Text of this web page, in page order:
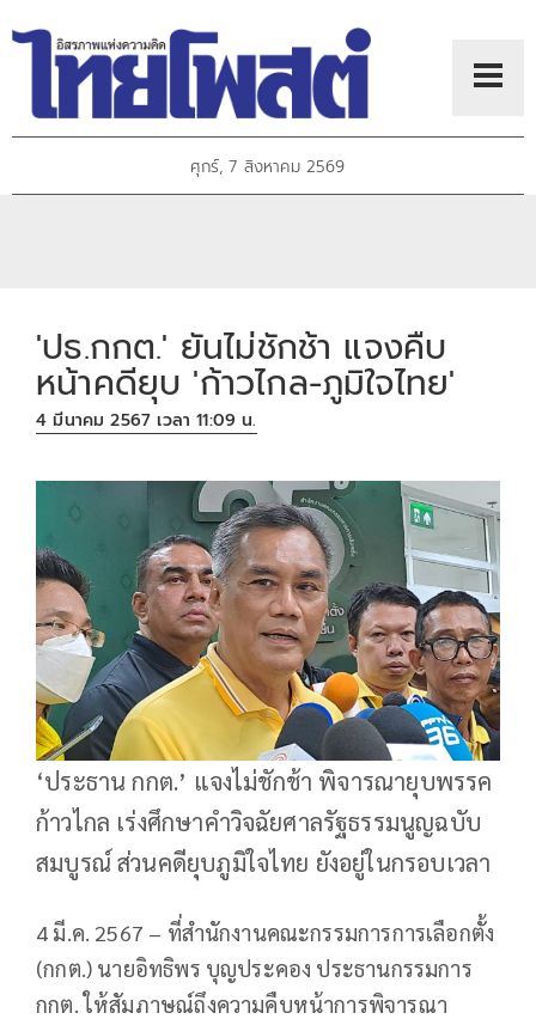
ศุกร์, 7 สิงหาคม 2569
'ปธ.กกต.' ยันไม่ชักช้า แจงคืบ
หน้าคดียุบ 'ก้าวไกล-ภูมิใจไทย'
4 มีนาคม 2567 เวลา 11:09 น.
‘ประธาน กกต.’ แจงไม่ชักช้า พิจารณายุบพรรค
ก้าวไกล เร่งศึกษาคำวิจฉัยศาลรัฐธรรมนูญฉบับ
สมบูรณ์ ส่วนคดียุบภูมิใจไทย ยังอยู่ในกรอบเวลา
4 มี.ค. 2567 – ที่สำนักงานคณะกรรมการการเลือกตั้ง
(กกต.) นายอิทธิพร บุญประคอง ประธานกรรมการ
กกต. ให้สัมภาษณ์ถึงความคืบหน้าการพิจารณา